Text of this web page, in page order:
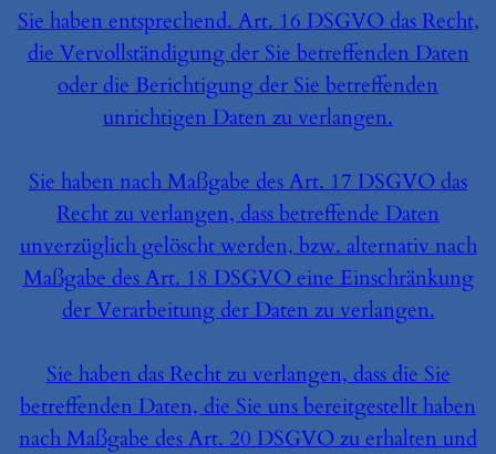
Sie haben entsprechend. Art. 16 DSGVO das Recht,
die Vervollständigung der Sie betreffenden Daten
oder die Berichtigung der Sie betreffenden
unrichtigen Daten zu verlangen.
Sie haben nach Maßgabe des Art. 17 DSGVO das
Recht zu verlangen, dass betreffende Daten
unverzüglich gelöscht werden, bzw. alternativ nach
Maßgabe des Art. 18 DSGVO eine Einschränkung
der Verarbeitung der Daten zu verlangen.
Sie haben das Recht zu verlangen, dass die Sie
betreffenden Daten, die Sie uns bereitgestellt haben
nach Maßgabe des Art. 20 DSGVO zu erhalten und